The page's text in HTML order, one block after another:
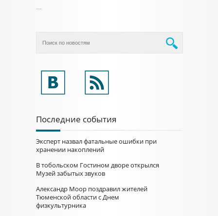
…
Последние события
Эксперт назвал фатальные ошибки при
хранении накоплений
В тобольском Гостином дворе открылся
Музей забытых звуков
Александр Моор поздравил жителей
Тюменской области с Днем
физкультурника